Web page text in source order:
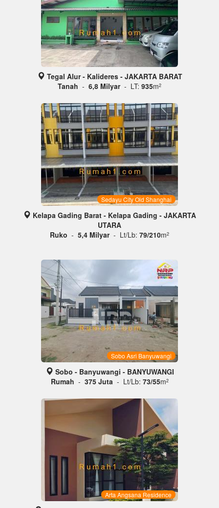
Tegal Alur - Kalideres - JAKARTA BARAT
Tanah - 6,8 Milyar - LT: 935m2
Sedayu City Old Shanghai
Kelapa Gading Barat - Kelapa Gading - JAKARTA
UTARA
Ruko - 5,4 Milyar - Lt/Lb: 79/210m2
Sobo Asri Banyuwangi
Sobo - Banyuwangi - BANYUWANGI
Rumah - 375 Juta - Lt/Lb: 73/55m2
Arta Angsana Residence